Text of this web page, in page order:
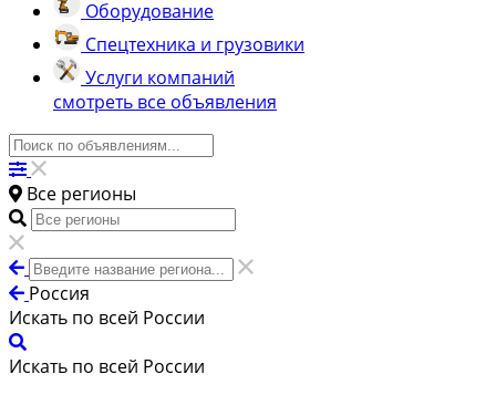
Оборудование
Спецтехника и грузовики
Услуги компаний
смотреть все объявления
Все регионы
Россия
Искать по всей России
Искать по всей России